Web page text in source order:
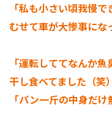
「私も小さい頃我慢
むせて車が大惨事にな
「運転しててなんか
干し食べてました（笑
「パン一斤の中身だけ